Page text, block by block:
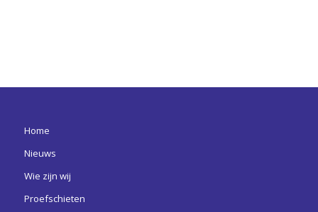
Home
Nieuws
Wie zijn wij
Proefschieten